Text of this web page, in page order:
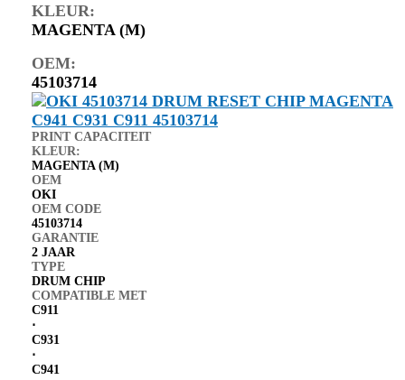
KLEUR:
MAGENTA (M)
OEM:
45103714
PRINT CAPACITEIT
KLEUR:
MAGENTA (M)
OEM
OKI
OEM CODE
45103714
GARANTIE
2 JAAR
TYPE
DRUM CHIP
COMPATIBLE MET
C911
⋅
C931
⋅
C941